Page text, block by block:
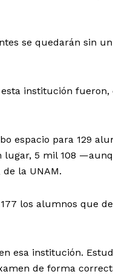
se quedarán sin
institución fueron,
espacio para 129
lugar, 5 mil 108
la UNAM.
los alumnos que
esa institución.
de forma